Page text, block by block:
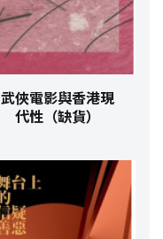
武俠電影與香港現
代性（缺貨）